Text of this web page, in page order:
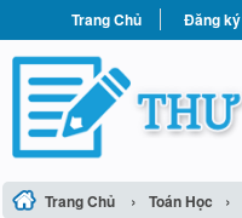
Trang Chủ Đăng ký
Trang Chủ › Toán Học ›